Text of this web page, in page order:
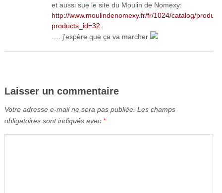
et aussi sue le site du Moulin de Nomexy:
http://www.moulindenomexy.fr/fr/1024/catalog/
products_id=32
…. j’espère que ça va marcher
Laisser un commentaire
Votre adresse e-mail ne sera pas publiée. Les champs
obligatoires sont indiqués avec *